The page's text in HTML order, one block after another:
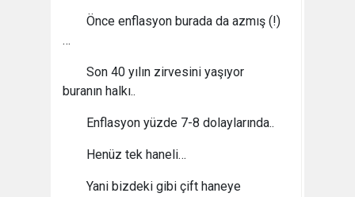
Önce enflasyon burada da azmış (!)
…
Son 40 yılın zirvesini yaşıyor
buranın halkı..
Enflasyon yüzde 7-8 dolaylarında..
Henüz tek haneli…
Yani bizdeki gibi çift haneye